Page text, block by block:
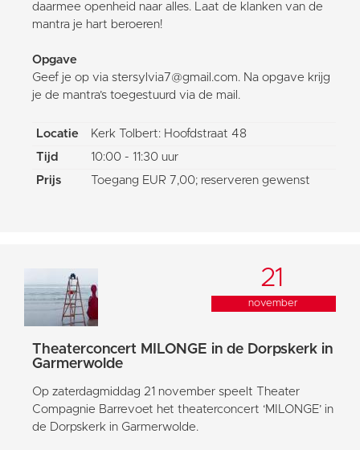
daarmee openheid naar alles. Laat de klanken van de
mantra je hart beroeren!
Opgave
Geef je op via stersylvia7@gmail.com. Na opgave krijg
je de mantra’s toegestuurd via de mail.
Locatie
Kerk Tolbert: Hoofdstraat 48
Tijd
10:00 - 11:30 uur
Prijs
Toegang EUR 7,00; reserveren gewenst
21
november
Theaterconcert MILONGE in de Dorpskerk in
Garmerwolde
Op zaterdagmiddag 21 november speelt Theater
Compagnie Barrevoet het theaterconcert ‘MILONGE’ in
de Dorpskerk in Garmerwolde.